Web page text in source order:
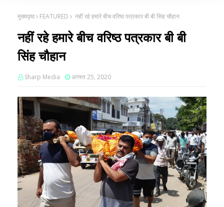
मुख्यपृष्ठ FEATURED नहीं रहे हमारे बीच वरिष्ठ पत्रकार बी बी सिंह चौहान
नहीं रहे हमारे बीच वरिष्ठ पत्रकार बी बी
सिंह चौहान
Sharp Media अगस्त 25, 2020